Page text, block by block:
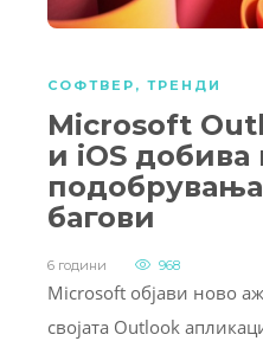
СОФТВЕР , ТРЕНДИ
Microsoft
и iOS добива
багови
6 години 968
Microsoft објави ново
својата Outlook